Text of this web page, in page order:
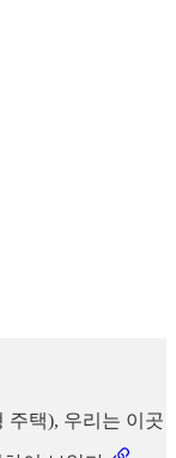
주택), 우리는 이곳